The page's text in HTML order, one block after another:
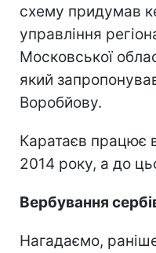
схему придумав
управління
Московської
який
Воробйову.
Каратаєв працює
2014 року, а до
Вербування
Нагадаємо,